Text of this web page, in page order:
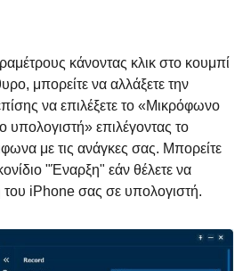
κάνοντας κλικ στο κουμπί
μπορείτε να αλλάξετε την
να επιλέξετε το «Μικρόφωνο
υπολογιστή» επιλέγοντας το
με τις ανάγκες σας. Μπορείτε
"Έναρξη" εάν θέλετε να
του iPhone σας σε υπολογιστή.